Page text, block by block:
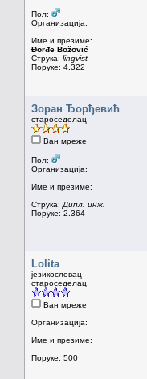
Пол:
Организација:
Име и презиме:
Đorđe Božović
Струка: lingvist
Поруке: 4.322
Зоран Ђорђевић
староседелац
Ван мреже
Пол:
Организација:
Име и презиме:
Струка: Дипл. инж.
Поруке: 2.364
Lolita
језикословац
староседелац
Ван мреже
Организација:
Име и презиме:
Поруке: 500